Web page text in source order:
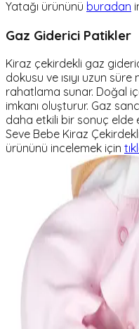
Yatağı ürününü buradan
Gaz Giderici Patikler
Kiraz çekirdekli gaz
dokusu ve ısıyı uzun
rahatlama sunar. Doğal
imkanı oluşturur. Gaz
daha etkili bir sonuç elde
Seve Bebe Kiraz
ürününü incelemek için